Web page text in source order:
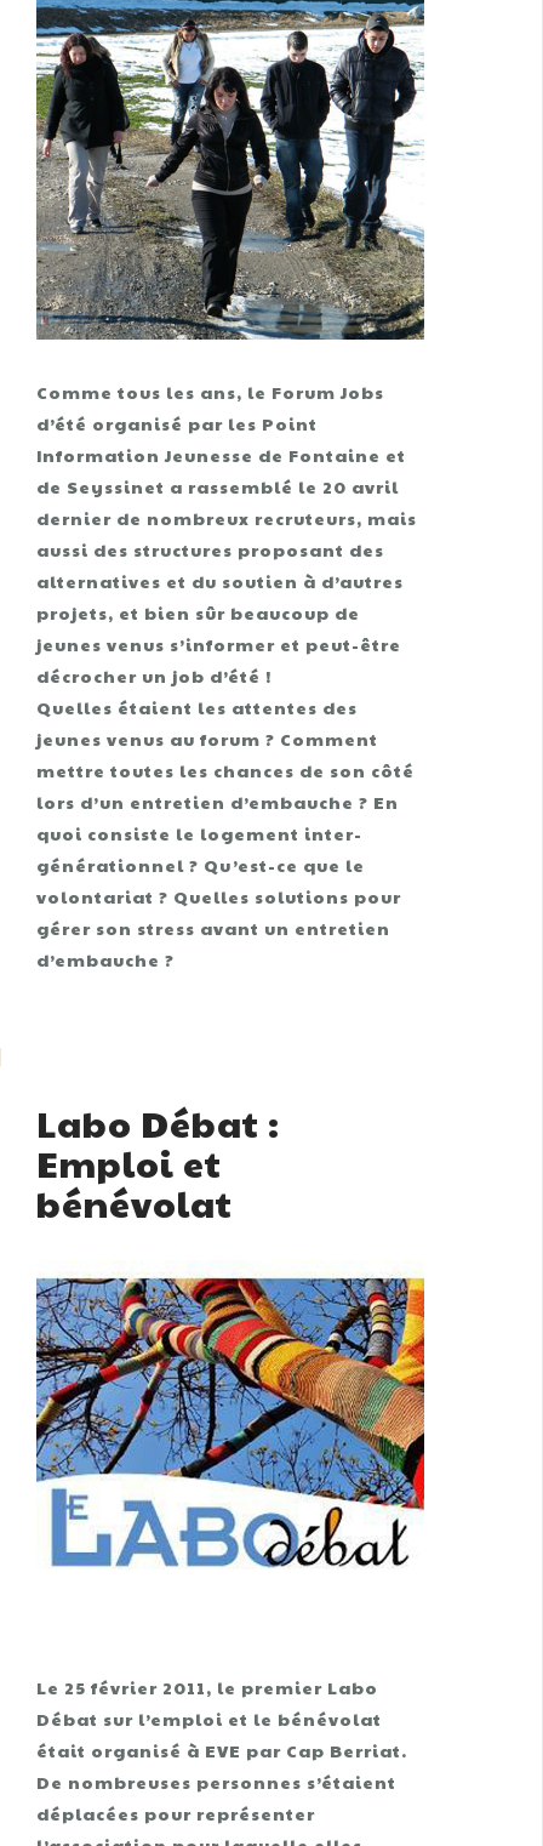
Comme tous les ans, le Forum Jobs
d’été organisé par les Point
Information Jeunesse de Fontaine et
de Seyssinet a rassemblé le 20 avril
dernier de nombreux recruteurs, mais
aussi des structures proposant des
alternatives et du soutien à d’autres
projets, et bien sûr beaucoup de
jeunes venus s’informer et peut-être
décrocher un job d’été !
Quelles étaient les attentes des
jeunes venus au forum ? Comment
mettre toutes les chances de son côté
lors d’un entretien d’embauche ? En
quoi consiste le logement inter-
générationnel ? Qu’est-ce que le
volontariat ? Quelles solutions pour
gérer son stress avant un entretien
d’embauche ?
Labo Débat :
Emploi et
bénévolat
Le 25 février 2011, le premier Labo
Débat sur l’emploi et le bénévolat
était organisé à EVE par Cap Berriat.
De nombreuses personnes s’étaient
déplacées pour représenter